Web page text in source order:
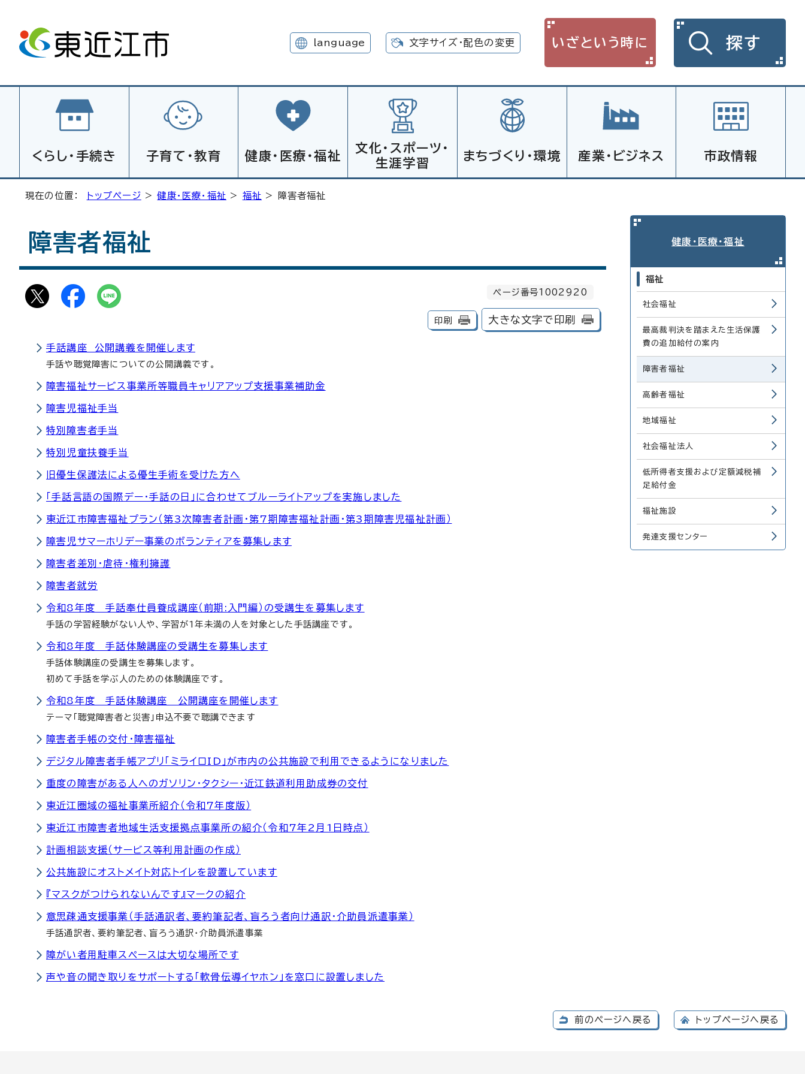
language 文字サイズ・配色の変更 いざという時に 探す
くらし・手続き 子育て・教育 健康・医療・福祉
文化・スポーツ・
生涯学習
まちづくり・環境 産業・ビジネス 市政情報
現在の位置： トップページ >健康・医療・福祉 > 福祉 > 障害者福祉
障害者福祉
ページ番号1002920
印刷 大きな文字で印刷
手話講座 公開講義を開催します
手話や聴覚障害についての公開講義です。
障害福祉サービス事業所等職員キャリアアップ支援事業補助金
障害児福祉手当
特別障害者手当
特別児童扶養手当
旧優生保護法による優生手術を受けた方へ
「手話言語の国際デー・手話の日」に合わせてブルーライトアップを実施しました
東近江市障害福祉プラン（第3次障害者計画・第7期障害福祉計画・第3期障害児福祉計画）
障害児サマーホリデー事業のボランティアを募集します
障害者差別・虐待・権利擁護
障害者就労
令和8年度 手話奉仕員養成講座（前期:入門編）の受講生を募集します
手話の学習経験がない人や、学習が1年未満の人を対象とした手話講座です。
令和8年度 手話体験講座の受講生を募集します
手話体験講座の受講生を募集します。
初めて手話を学ぶ人のための体験講座です。
令和8年度 手話体験講座 公開講座を開催します
テーマ「聴覚障害者と災害」申込不要で聴講できます
障害者手帳の交付・障害福祉
デジタル障害者手帳アプリ「ミライロID」が市内の公共施設で利用できるようになりました
重度の障害がある人へのガソリン・タクシー・近江鉄道利用助成券の交付
東近江圏域の福祉事業所紹介（令和7年度版）
東近江市障害者地域生活支援拠点事業所の紹介（令和7年2月1日時点）
計画相談支援（サービス等利用計画の作成）
公共施設にオストメイト対応トイレを設置しています
『マスクがつけられないんです』マークの紹介
意思疎通支援事業（手話通訳者、要約筆記者、盲ろう者向け通訳・介助員派遣事業）
手話通訳者、要約筆記者、盲ろう通訳・介助員派遣事業
障がい者用駐車スペースは大切な場所です
声や音の聞き取りをサポートする「軟骨伝導イヤホン」を窓口に設置しました
健康・医療・福祉
福祉
社会福祉
最高裁判決を踏まえた生活保護
費の追加給付の案内
障害者福祉
高齢者福祉
地域福祉
社会福祉法人
低所得者支援および定額減税補
足給付金
福祉施設
発達支援センター
前のページへ戻る トップページへ戻る